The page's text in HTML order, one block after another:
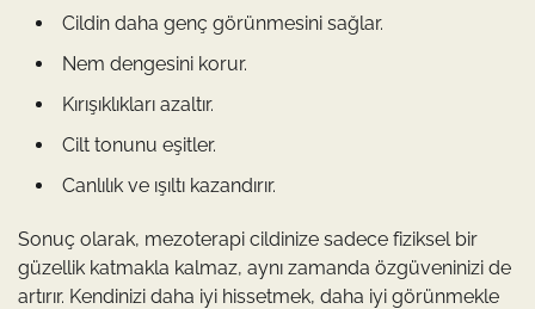
Cildin daha genç görünmesini sağlar.
Nem dengesini korur.
Kırışıklıkları azaltır.
Cilt tonunu eşitler.
Canlılık ve ışıltı kazandırır.
Sonuç olarak, mezoterapi cildinize sadece fiziksel bir
güzellik katmakla kalmaz, aynı zamanda özgüveninizi de
artırır. Kendinizi daha iyi hissetmek, daha iyi görünmekle